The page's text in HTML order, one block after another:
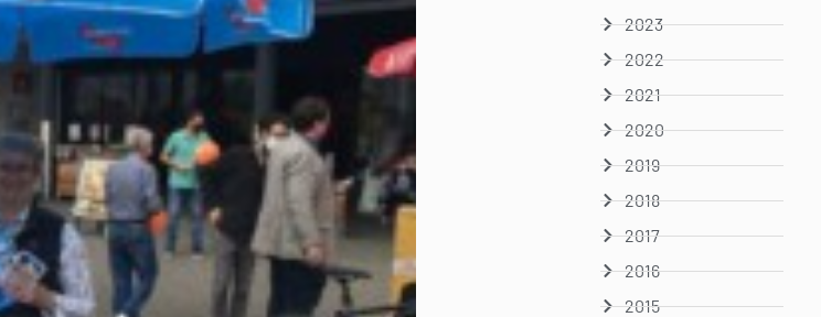
2023
2022
2021
2020
2019
2018
2017
2016
2015